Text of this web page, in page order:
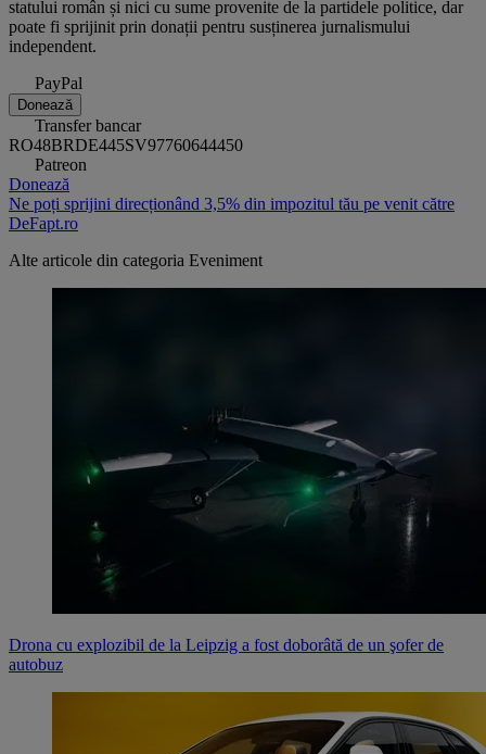
statului român și nici cu sume provenite de la partidele politice, dar
poate fi sprijinit prin donații pentru susținerea jurnalismului
independent.
PayPal
Donează
Transfer bancar
RO48BRDE445SV97760644450
Patreon
Donează
Ne poți sprijini direcționând 3,5% din impozitul tău pe venit către
DeFapt.ro
Alte articole din categoria Eveniment
Drona cu explozibil de la Leipzig a fost doborâtă de un şofer de
autobuz